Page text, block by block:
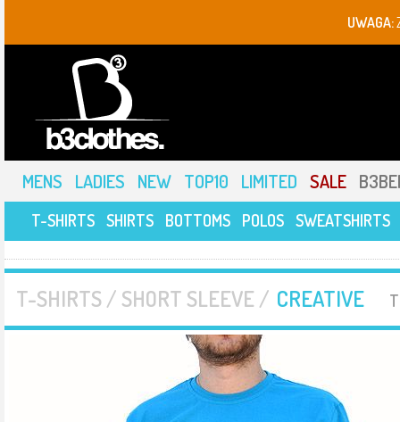
UWAGA:
MENS LADIES NEW TOP10 LIMITED SALE
T-SHIRTS SHIRTS BOTTOMS POLOS SWEATSHIRTS
T-SHIRTS / SHORT SLEEVE / CREATIVE